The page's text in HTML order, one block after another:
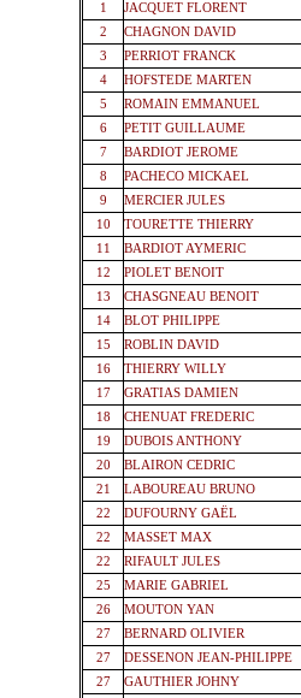
1
JACQUET FLORENT
2
CHAGNON DAVID
3
PERRIOT FRANCK
4
HOFSTEDE MARTEN
5
ROMAIN EMMANUEL
6
PETIT GUILLAUME
7
BARDIOT JEROME
8
PACHECO MICKAEL
9
MERCIER JULES
10
TOURETTE THIERRY
11
BARDIOT AYMERIC
12
PIOLET BENOIT
13
CHASGNEAU BENOIT
14
BLOT PHILIPPE
15
ROBLIN DAVID
16
THIERRY WILLY
17
GRATIAS DAMIEN
18
CHENUAT FREDERIC
19
DUBOIS ANTHONY
20
BLAIRON CEDRIC
21
LABOUREAU BRUNO
22
DUFOURNY GAËL
22
MASSET MAX
22
RIFAULT JULES
25
MARIE GABRIEL
26
MOUTON YAN
27
BERNARD OLIVIER
27
DESSENON JEAN-PHILIPPE
27
GAUTHIER JOHNY